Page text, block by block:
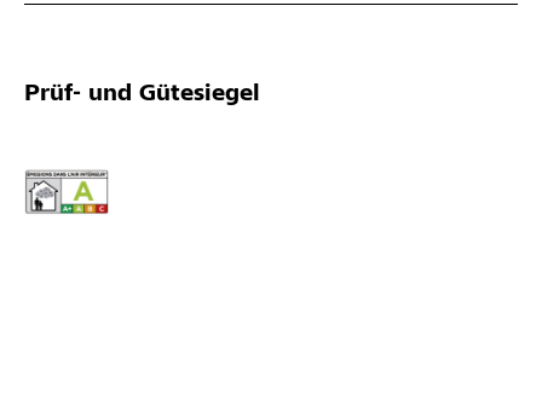
Prüf- und Gütesiegel